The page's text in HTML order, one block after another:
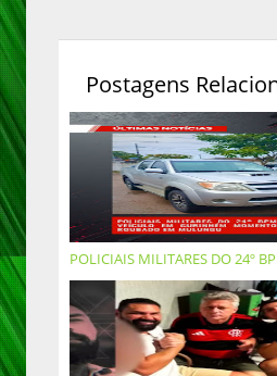
Postagens
POLICIAIS MILITARES DO 24º